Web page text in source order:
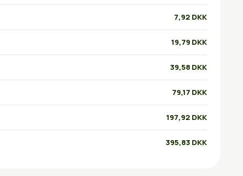
7,92 DKK
19,79 DKK
39,58 DKK
79,17 DKK
197,92 DKK
395,83 DKK